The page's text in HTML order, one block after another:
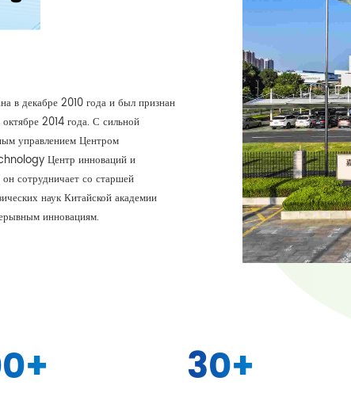
декабре 2010 года и был признан
2014 года. С сильной
управлением Центром
Центр инноваций и
сотрудничает со старшей
наук Китайской академии
инновациям.
+ 30+